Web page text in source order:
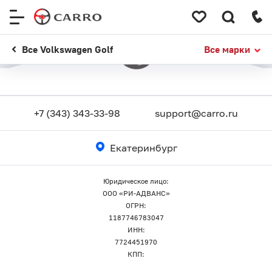
Все Volkswagen Golf Все марки
+7 (343) 343-33-98 support@carro.ru
Екатеринбург
Юридическое лицо:
ООО «РИ-АДВАНС»
ОГРН:
1187746783047
ИНН:
7724451970
КПП: